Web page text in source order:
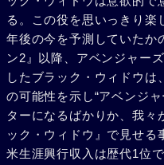
る。この役を思いっきり楽
年後の今を予測していたか
ン2』以降、アベンジャー
したブラック・ウィドウは
の可能性を示し“アベンジ
ターになるばかりか、我々
ック・ウィドウ』で見せる
米生涯興行収入は歴代1位